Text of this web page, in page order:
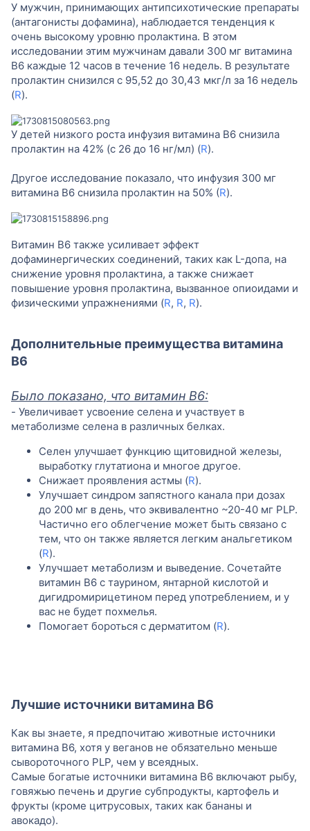
У мужчин, принимающих антипсихотические препараты
(антагонисты дофамина), наблюдается тенденция к
очень высокому уровню пролактина. В этом
исследовании этим мужчинам давали 300 мг витамина
B6 каждые 12 часов в течение 16 недель. В результате
пролактин снизился с 95,52 до 30,43 мкг/л за 16 недель
(R).
У детей низкого роста инфузия витамина B6 снизила
пролактин на 42% (с 26 до 16 нг/мл) (R).
Другое исследование показало, что инфузия 300 мг
витамина B6 снизила пролактин на 50% (R).
Витамин B6 также усиливает эффект
дофаминергических соединений, таких как L-допа, на
снижение уровня пролактина, а также снижает
повышение уровня пролактина, вызванное опиоидами и
физическими упражнениями (R, R, R).
Дополнительные преимущества витамина
B6
Было показано, что витамин B6:
- Увеличивает усвоение селена и участвует в
метаболизме селена в различных белках.
Селен улучшает функцию щитовидной железы,
выработку глутатиона и многое другое.
Снижает проявления астмы (R).
Улучшает синдром запястного канала при дозах
до 200 мг в день, что эквивалентно ~20-40 мг PLP.
Частично его облегчение может быть связано с
тем, что он также является легким анальгетиком
(R).
Улучшает метаболизм и выведение. Сочетайте
витамин B6 с таурином, янтарной кислотой и
дигидромирицетином перед употреблением, и у
вас не будет похмелья.
Помогает бороться с дерматитом (R).
Лучшие источники витамина B6
Как вы знаете, я предпочитаю животные источники
витамина B6, хотя у веганов не обязательно меньше
сывороточного PLP, чем у всеядных.
Самые богатые источники витамина B6 включают рыбу,
говяжью печень и другие субпродукты, картофель и
фрукты (кроме цитрусовых, таких как бананы и
авокадо).